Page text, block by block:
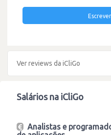
Ver reviews da iCliGo
Salários na iCliGo
Analistas e